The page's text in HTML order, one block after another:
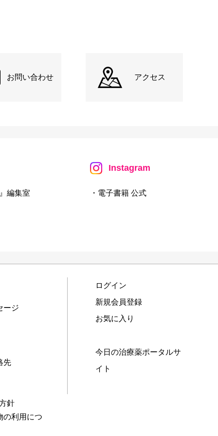
お問い合わせ アクセス
編集室
Instagram
・電子書籍 公式
ージ
先
針
の利用につ
ログイン
新規会員登録
お気に入り
今日の治療薬ポータルサ
イト